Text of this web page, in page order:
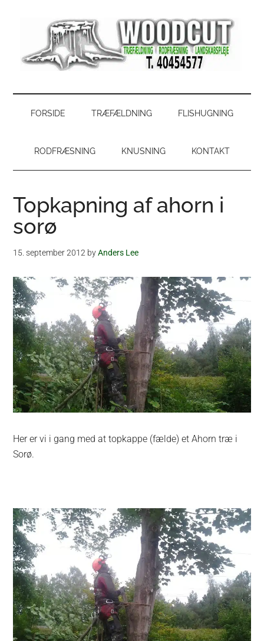
primær
footer
WoodCut
park
FORSIDE TRÆFÆLDNING FLISHUGNING
RODFRÆSNING KNUSNING KONTAKT
Topkapning af ahorn i
sorø
15. september 2012 byAnders Lee
Her er vi i gang med at topkappe (fælde) et Ahorn træ i
Sorø.